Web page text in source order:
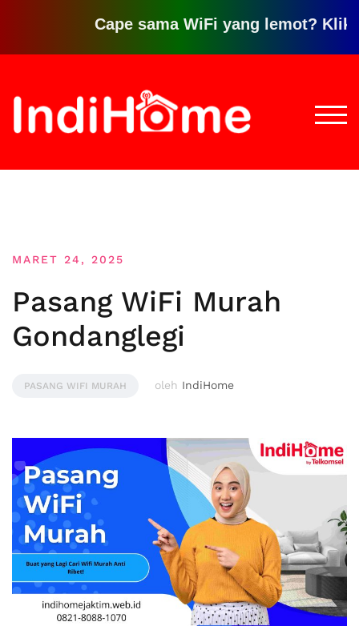
Cape sama WiFi yang lemot? Klik disini
konten
MARET 24, 2025
Pasang WiFi Murah
Gondanglegi
PASANG WIFI MURAH oleh IndiHome